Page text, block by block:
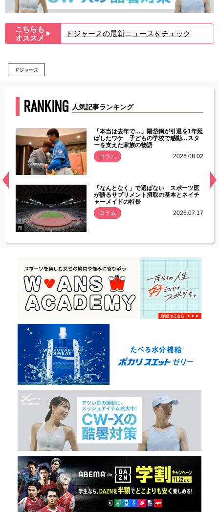
こちらも
オススメ ▶︎ ドジャースの最新ニュースをチェック
ドジャース
RANKING 人気記事ランキング
常
「本当は去年で…」陽岱鋼が引退を1年延
ばしたワケ 子どもの学校で感動…スタ
ーを支えた家族の物語
コラム
2026.08.02
PR
「なんとなく」で選ばない スポーツ医
が語るサプリメント摂取の基本とネイチ
ャーメイドの特長
コラム
2026.07.17